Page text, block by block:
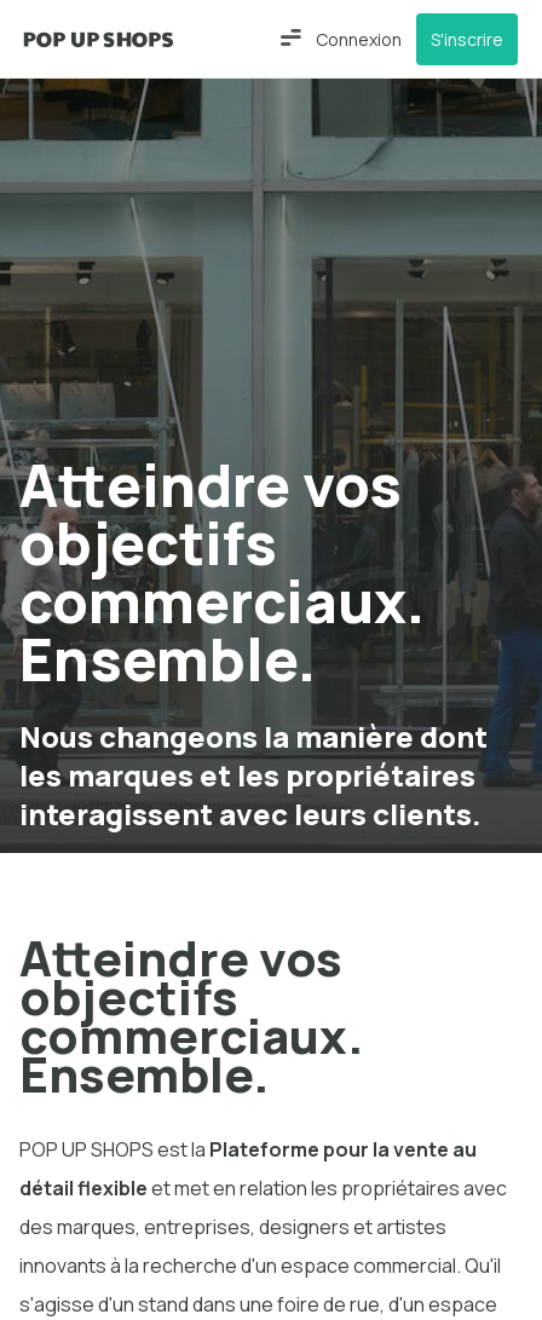
Connexion S'inscrire
Atteindre vos
objectifs
commerciaux.
Ensemble.
Nous changeons la manière dont
les marques et les propriétaires
interagissent avec leurs clients.
Atteindre vos
objectifs
commerciaux.
Ensemble.
POP UP SHOPS est la Plateforme pour la vente au
détail flexibleet met en relation les propriétaires avec
des marques, entreprises, designers et artistes
innovants à la recherche d'un espace commercial. Qu'il
s'agisse d'un stand dans une foire de rue, d'un espace